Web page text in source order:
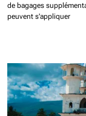
de bagages
peuvent s'appliquer